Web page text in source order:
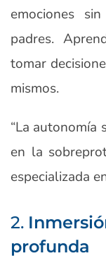
emociones
padres.
tomar
mismos.
“La autonomía
en la
especializada
2.
profunda